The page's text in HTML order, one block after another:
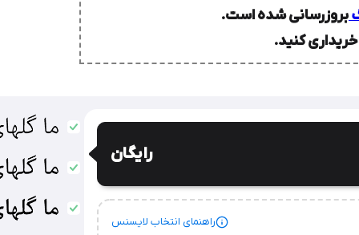
بروزرسانی شده است.
خریداری کنید.
رایگان
راهنمای انتخاب لایسنس